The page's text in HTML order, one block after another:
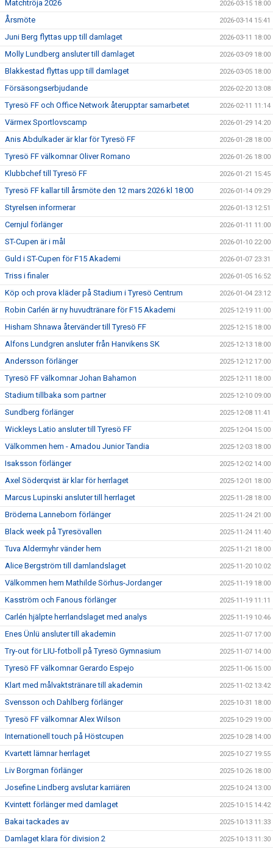
Matchtröja 2026 2026-03-15 18:00
Årsmöte 2026-03-14 15:41
Juni Berg flyttas upp till damlaget 2026-03-11 18:00
Molly Lundberg ansluter till damlaget 2026-03-09 18:00
Blakkestad flyttas upp till damlaget 2026-03-05 18:00
Försäsongserbjudande 2026-02-20 13:08
Tyresö FF och Office Network återupptar samarbetet 2026-02-11 11:14
Värmex Sportlovscamp 2026-01-29 14:20
Anis Abdulkader är klar för Tyresö FF 2026-01-28 18:00
Tyresö FF välkomnar Oliver Romano 2026-01-26 18:00
Klubbchef till Tyresö FF 2026-01-21 15:45
Tyresö FF kallar till årsmöte den 12 mars 2026 kl 18:00 2026-01-14 09:29
Styrelsen informerar 2026-01-13 12:51
Cernjul förlänger 2026-01-11 11:00
ST-Cupen är i mål 2026-01-10 22:00
Guld i ST-Cupen för F15 Akademi 2026-01-07 23:31
Triss i finaler 2026-01-05 16:52
Köp och prova kläder på Stadium i Tyresö Centrum 2026-01-04 23:12
Robin Carlén är ny huvudtränare för F15 Akademi 2025-12-19 11:00
Hisham Shnawa återvänder till Tyresö FF 2025-12-15 18:00
Alfons Lundgren ansluter från Hanvikens SK 2025-12-13 18:00
Andersson förlänger 2025-12-12 17:00
Tyresö FF välkomnar Johan Bahamon 2025-12-11 18:00
Stadium tillbaka som partner 2025-12-10 09:00
Sundberg förlänger 2025-12-08 11:41
Wickleys Latio ansluter till Tyresö FF 2025-12-04 15:00
Välkommen hem - Amadou Junior Tandia 2025-12-03 18:00
Isaksson förlänger 2025-12-02 14:00
Axel Söderqvist är klar för herrlaget 2025-12-01 18:00
Marcus Lupinski ansluter till herrlaget 2025-11-28 18:00
Bröderna Lanneborn förlänger 2025-11-24 21:00
Black week på Tyresövallen 2025-11-24 11:40
Tuva Aldermyhr vänder hem 2025-11-21 18:00
Alice Bergström till damlandslaget 2025-11-20 10:02
Välkommen hem Mathilde Sörhus-Jordanger 2025-11-19 18:00
Kasström och Fanous förlänger 2025-11-19 11:11
Carlén hjälpte herrlandslaget med analys 2025-11-19 10:46
Enes Ünlü ansluter till akademin 2025-11-07 17:00
Try-out för LIU-fotboll på Tyresö Gymnasium 2025-11-07 14:00
Tyresö FF välkomnar Gerardo Espejo 2025-11-06 15:00
Klart med målvaktstränare till akademin 2025-11-02 13:42
Svensson och Dahlberg förlänger 2025-10-31 18:00
Tyresö FF välkomnar Alex Wilson 2025-10-29 19:00
Internationell touch på Höstcupen 2025-10-28 14:00
Kvartett lämnar herrlaget 2025-10-27 19:55
Liv Borgman förlänger 2025-10-26 18:00
Josefine Lindberg avslutar karriären 2025-10-24 13:00
Kvintett förlänger med damlaget 2025-10-15 14:42
Bakai tackades av 2025-10-13 11:33
Damlaget klara för division 2 2025-10-13 11:30